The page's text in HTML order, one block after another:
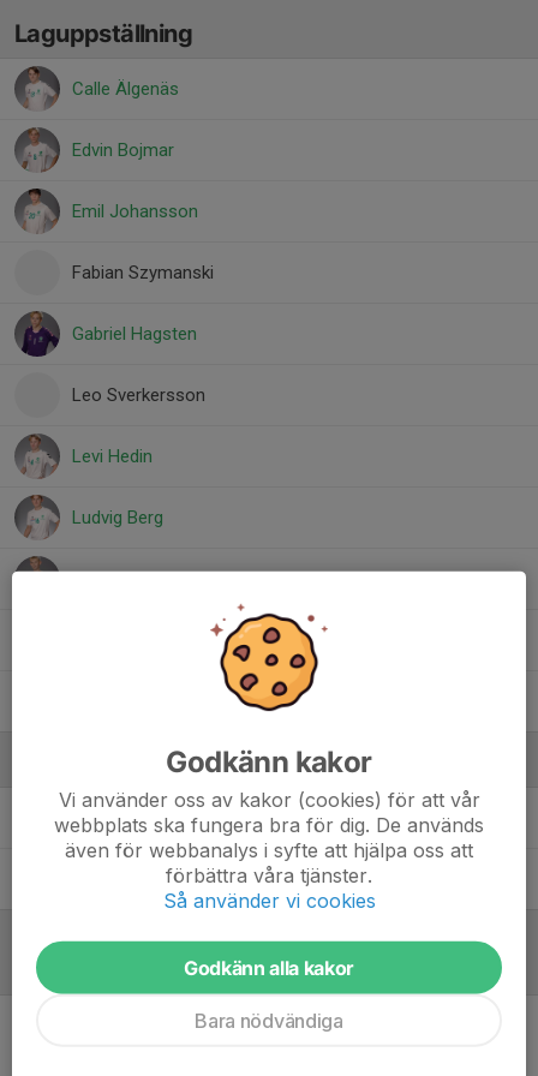
Laguppställning
Calle Älgenäs
Edvin Bojmar
Emil Johansson
Fabian Szymanski
Gabriel Hagsten
Leo Sverkersson
Levi Hedin
Ludvig Berg
Malte Rehn
Robert Ström Tränare
Stefan Knutssontränare
Referat
Godkänn kakor
Vi använder oss av kakor (cookies) för att vår
webbplats ska fungera bra för dig. De används
även för webbanalys i syfte att hjälpa oss att
förbättra våra tjänster.
Så använder vi cookies
Godkänn alla kakor
Bara nödvändiga